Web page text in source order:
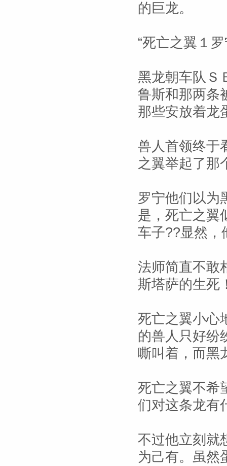
的巨龙。
“死亡之翼１
黑龙朝车队Ｓ
鲁斯和那两条
那些安放着龙
兽人首领终于
之翼举起了那
罗宁他们以为
是，死亡之翼
车子??显然，
法师简直不敢
斯塔萨的生死
死亡之翼小心
的兽人只好纷
嘶叫着，而黑
死亡之翼不
们对这条龙有
不过他立刻就
为己有。虽然